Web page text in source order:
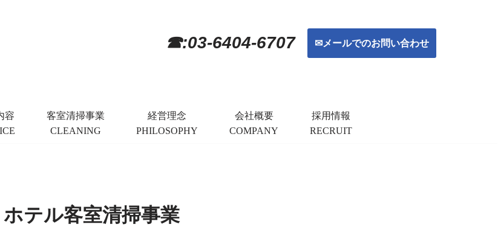
☎:03-6404-6707 ✉メールでのお問い合わせ
容
客室清掃事業
CLEANING
経営理念
PHILOSOPHY
会社概要
COMPANY
採用情報
RECRUIT
ホテル客室清掃事業